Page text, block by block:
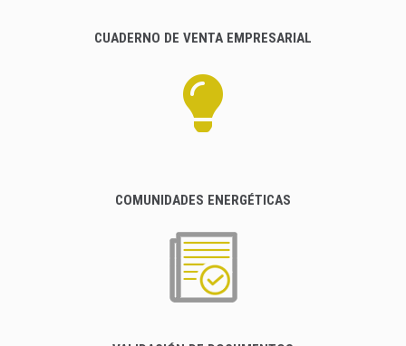
CUADERNO DE VENTA EMPRESARIAL
COMUNIDADES ENERGÉTICAS